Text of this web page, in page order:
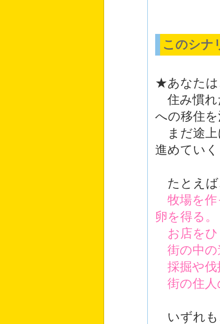
このシナ
★あなたは
住み慣れ
への移住
まだ途上
進めてい
たとえ
牧場を
卵を得る。
お店をひ
街の中の
採掘や伐
街の住人
いずれも